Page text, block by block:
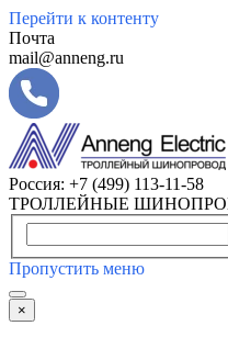
Перейти к контенту
Почта
mail@anneng.ru
Россия: +7 (499) 113-11-58
ТРОЛЛЕЙНЫЕ
Пропустить меню
×